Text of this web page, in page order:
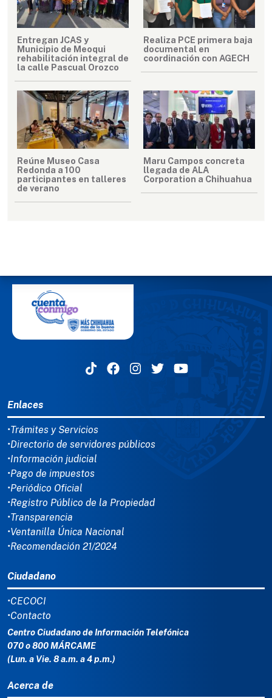
Entregan JCAS y
Municipio de Meoqui
rehabilitación integral de
la calle Pascual Orozco
Realiza PCE primera baja
documental en
coordinación con AGECH
Reúne Museo Casa
Redonda a 100
participantes en talleres
de verano
Maru Campos concreta
llegada de ALA
Corporation a Chihuahua
Enlaces
•Trámites y Servicios
•Directorio de servidores públicos
•Información judicial
•Pago de impuestos
•Periódico Oficial
•Registro Público de la Propiedad
•Transparencia
•Ventanilla Única Nacional
•Recomendación 21/2024
Ciudadano
•CECOCI
•Contacto
Centro Ciudadano de Información Telefónica
070 o 800 MÁRCAME
(Lun. a Vie. 8 a.m. a 4 p.m.)
Acerca de